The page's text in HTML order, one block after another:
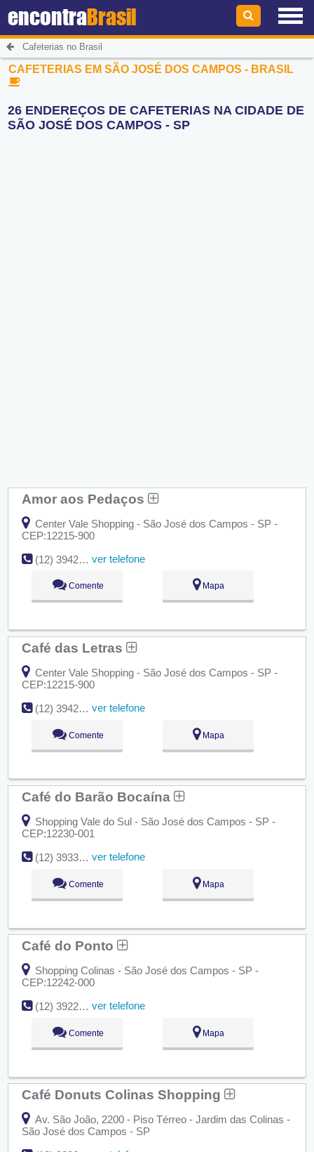
encontraBrasil
Cafeterias no Brasil
CAFETERIAS EM SÃO JOSÉ DOS CAMPOS - BRASIL
26 ENDEREÇOS DE CAFETERIAS NA CIDADE DE
SÃO JOSÉ DOS CAMPOS - SP
Amor aos Pedaços
Center Vale Shopping - São José dos Campos - SP -
CEP:12215-900
(12) 3942-3907
ver telefone
Comente Mapa
Café das Letras
Center Vale Shopping - São José dos Campos - SP -
CEP:12215-900
(12) 3942-5847
ver telefone
Comente Mapa
Café do Barão Bocaína
Shopping Vale do Sul - São José dos Campos - SP -
CEP:12230-001
(12) 3933-6554
ver telefone
Comente Mapa
Café do Ponto
Shopping Colinas - São José dos Campos - SP -
CEP:12242-000
(12) 3922-9054
ver telefone
Comente Mapa
Café Donuts Colinas Shopping
Av. São João, 2200 - Piso Térreo - Jardim das Colinas -
São José dos Campos - SP